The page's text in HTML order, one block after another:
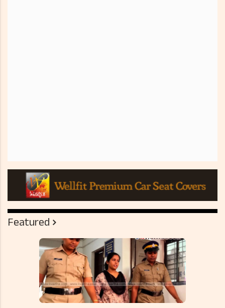
Featured